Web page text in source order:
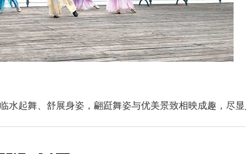
起舞、舒展身姿，翩跹舞姿与优美景致相映成趣，尽显